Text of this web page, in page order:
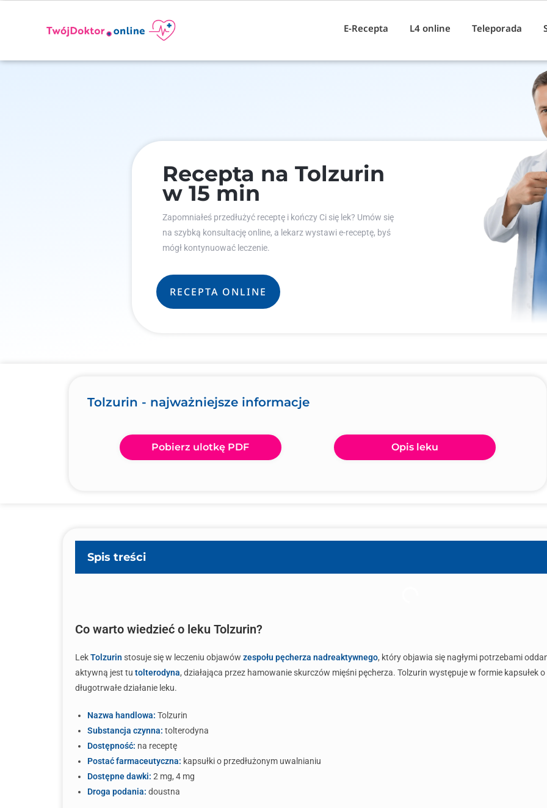
E-Recepta L4 online Teleporada
Recepta na Tolzurin
w 15 min
Zapomniałeś przedłużyć receptę i kończy Ci się lek? Umów się
na szybką konsultację online, a lekarz wystawi e-receptę, byś
mógł kontynuować leczenie.
RECEPTA ONLINE
Tolzurin - najważniejsze informacje
Pobierz ulotkę PDF Opis leku
Spis treści
Co warto wiedzieć o leku Tolzurin?
LekTolzurin stosuje się w leczeniu objawów zespołu pęcherza nadreaktywnego, który objawia się nagłymi potrzebami
aktywną jest tu tolterodyna, działająca przez hamowanie skurczów mięśni pęcherza. Tolzurin występuje w formie kapsułek
długotrwałe działanie leku.
Nazwa handlowa: Tolzurin
Substancja czynna: tolterodyna
Dostępność: na receptę
Postać farmaceutyczna: kapsułki o przedłużonym uwalnianiu
Dostępne dawki: 2 mg, 4 mg
Droga podania: doustna